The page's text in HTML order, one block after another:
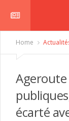
Home
Ageroute
écarté